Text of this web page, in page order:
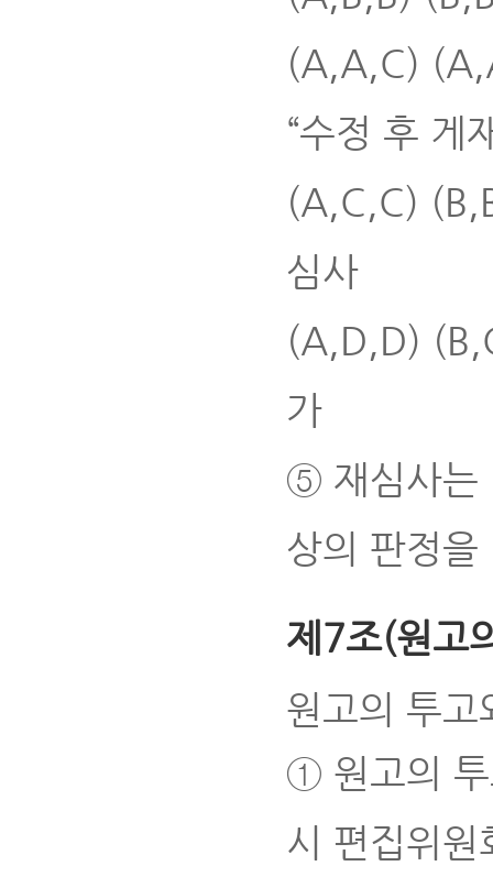
(A,A,C)
“수정 후 게
(A,C,C)
심사
(A,D,D)
가
⑤ 재심사는
상의 판정
제7조(원고
원고의 투고
① 원고의 투
시 편집위